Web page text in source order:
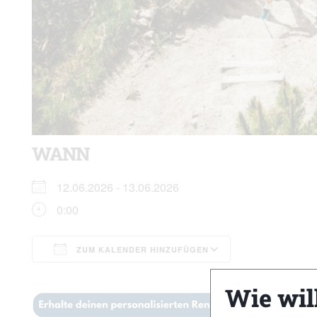
WANN
12.06.2026 - 13.06.2026
0:00
ZUM KALENDER HINZUFÜGEN
Google
Wie